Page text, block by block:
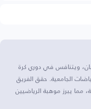
ويتنافس في دوري كرة
الجامعية. حقق الفريق
مما يبرز موهبة الرياضيين